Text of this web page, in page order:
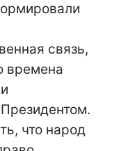
связь,
времена
что народ